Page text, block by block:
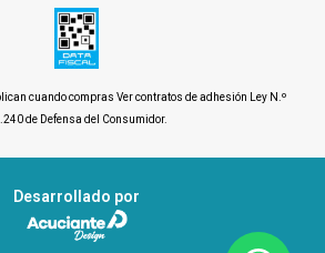
cuando compras Ver contratos de adhesión Ley N.º
de Defensa del Consumidor.
Desarrollado por